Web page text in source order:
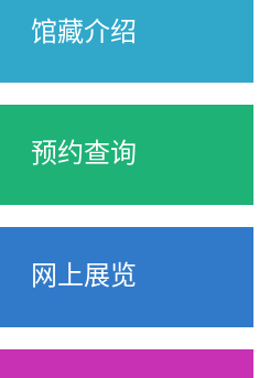
馆藏介绍
预约查询
网上展览